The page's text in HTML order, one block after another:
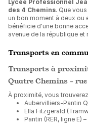
Lycée Professionnel
des 4 Chemins. Que
un bon moment à deux ou
bénéficie d'une bonne
avenue de la république et
Transports en
Transports à
Quatre Chemins -
À proximité, vous
Aubervilliers-Pantin
Ella Fitzgerald
Pantin (RER, ligne E)